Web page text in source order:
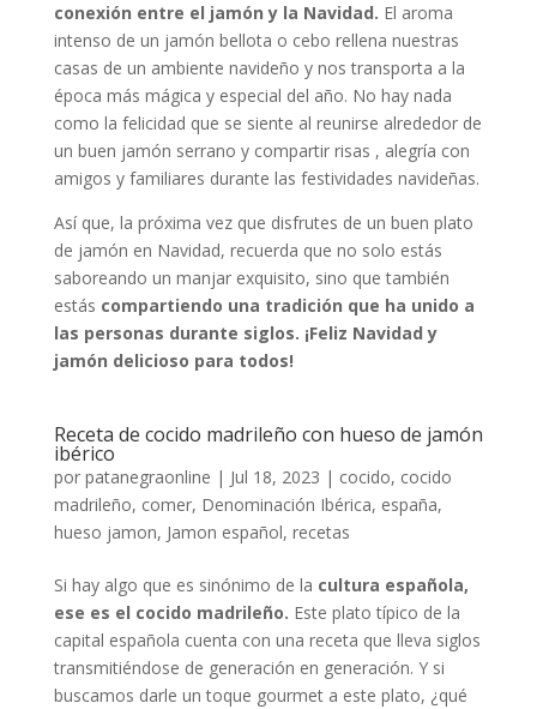
conexión entre el jamón y la Navidad. El aroma
intenso de un jamón bellota o cebo rellena nuestras
casas de un ambiente navideño y nos transporta a la
época más mágica y especial del año. No hay nada
como la felicidad que se siente al reunirse alrededor de
un buen jamón serrano y compartir risas , alegría con
amigos y familiares durante las festividades navideñas.
Así que, la próxima vez que disfrutes de un buen plato
de jamón en Navidad, recuerda que no solo estás
saboreando un manjar exquisito, sino que también
estás compartiendo una tradición que ha unido a
las personas durante siglos. ¡Feliz Navidad y
jamón delicioso para todos!
Receta de cocido madrileño con hueso de jamón
ibérico
por patanegraonline | Jul 18, 2023 | cocido, cocido
madrileño, comer, Denominación Ibérica, españa,
hueso jamon, Jamon español, recetas
Si hay algo que es sinónimo de la cultura española,
ese es el cocido madrileño. Este plato típico de la
capital española cuenta con una receta que lleva siglos
transmitiéndose de generación en generación. Y si
buscamos darle un toque gourmet a este plato, ¿qué